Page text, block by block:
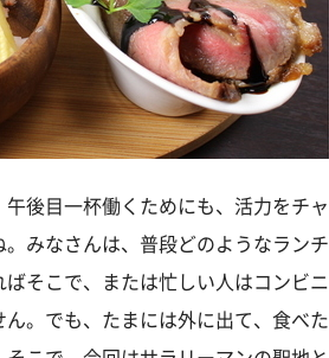
後目一杯働くためにも、活力をチャ
みなさんは、普段どのようなランチ
そこで、または忙しい人はコンビニ
。でも、たまには外に出て、食べた